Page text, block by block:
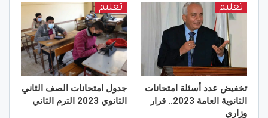
تعليم
تخفيض عدد أسئلة امتحانات
الثانوية العامة 2023.. قرار
وزاري
تعليم
جدول امتحانات الصف الثاني
الثانوي 2023 الترم الثاني